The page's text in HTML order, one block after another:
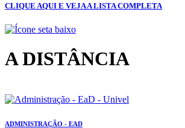
CLIQUE AQUI E VEJA A LISTA COMPLETA
A DISTÂNCIA
ADMINISTRAÇÃO - EAD